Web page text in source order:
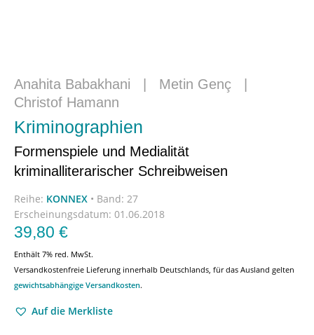
Anahita Babakhani Metin Genç
Christof Hamann
Kriminographien
Formenspiele und Medialität
kriminalliterarischer Schreibweisen
Reihe: KONNEX • Band: 27
Erscheinungsdatum: 01.06.2018
39,80 €
Enthält 7% red. MwSt.
Versandkostenfreie Lieferung innerhalb Deutschlands, für das Ausland gelten
gewichtsabhängige Versandkosten.
Auf die Merkliste